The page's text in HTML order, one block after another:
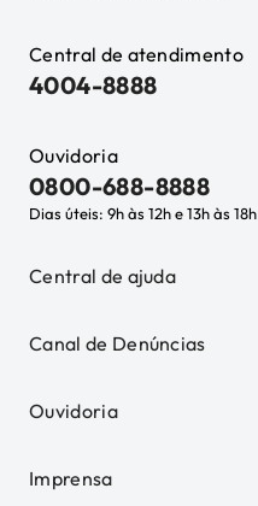
Central de atendimento
4004-8888
Ouvidoria
0800-688-8888
Dias úteis: 9h às 12h e 13h às 18h
Central de ajuda
Canal de Denúncias
Ouvidoria
Imprensa